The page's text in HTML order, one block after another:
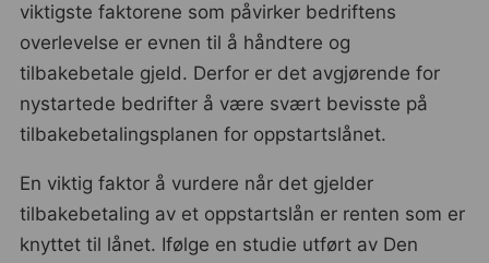
viktigste faktorene som påvirker bedriftens
overlevelse er evnen til å håndtere og
tilbakebetale gjeld. Derfor er det avgjørende for
nystartede bedrifter å være svært bevisste på
tilbakebetalingsplanen for oppstartslånet.
En viktig faktor å vurdere når det gjelder
tilbakebetaling av et oppstartslån er renten som er
knyttet til lånet. Ifølge en studie utført av Den